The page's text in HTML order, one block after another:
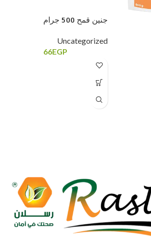
جنين قمح 500 جرام
Uncategorized
66EGP